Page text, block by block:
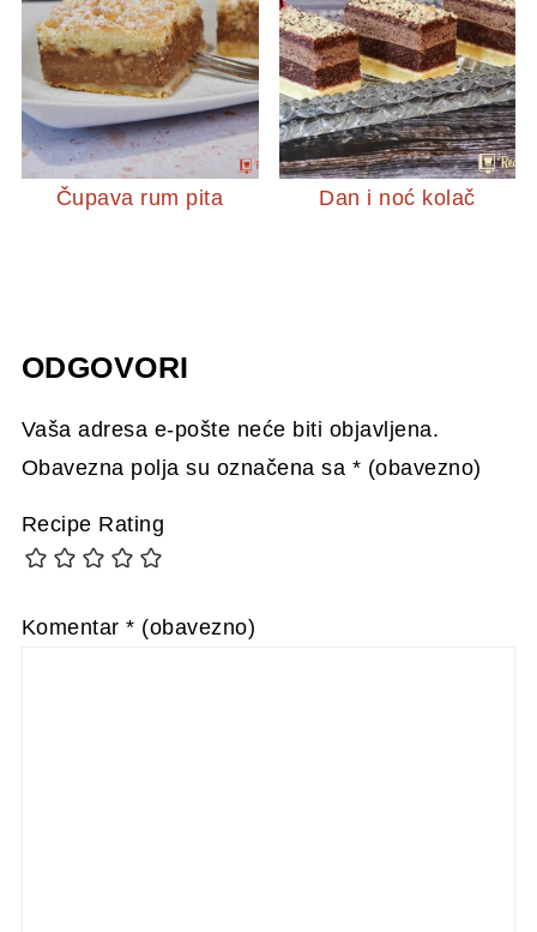
Čupava rum pita Dan i noć kolač
ODGOVORI
Vaša adresa e-pošte neće biti objavljena.
Obavezna polja su označena sa * (obavezno)
Recipe Rating
Komentar* (obavezno)